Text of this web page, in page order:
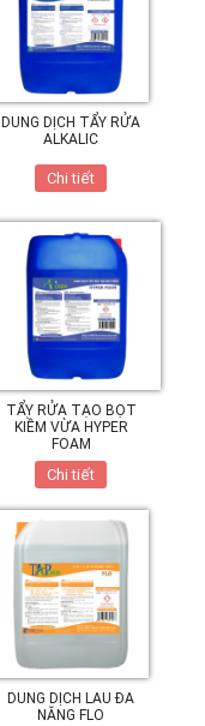
DUNG DỊCH TẨY RỬA
ALKALIC
Chi tiết
TẨY RỬA TẠO BỌT
KIỀM VỪA HYPER
FOAM
Chi tiết
DUNG DỊCH LAU ĐA
NĂNG FLO